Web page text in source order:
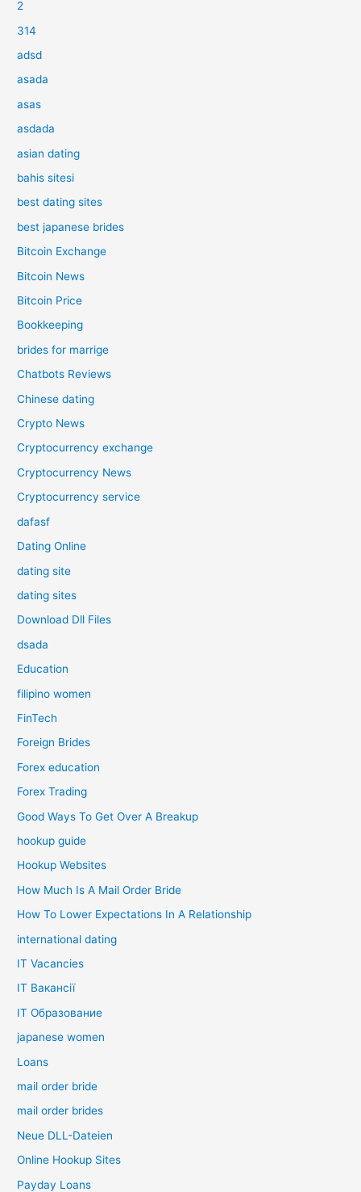
2
314
adsd
asada
asas
asdada
asian dating
bahis sitesi
best dating sites
best japanese brides
Bitcoin Exchange
Bitcoin News
Bitcoin Price
Bookkeeping
brides for marrige
Chatbots Reviews
Chinese dating
Crypto News
Cryptocurrency exchange
Cryptocurrency News
Cryptocurrency service
dafasf
Dating Online
dating site
dating sites
Download Dll Files
dsada
Education
filipino women
FinTech
Foreign Brides
Forex education
Forex Trading
Good Ways To Get Over A Breakup
hookup guide
Hookup Websites
How Much Is A Mail Order Bride
How To Lower Expectations In A Relationship
international dating
IT Vacancies
IT Вакансії
IT Образование
japanese women
Loans
mail order bride
mail order brides
Neue DLL-Dateien
Online Hookup Sites
Payday Loans